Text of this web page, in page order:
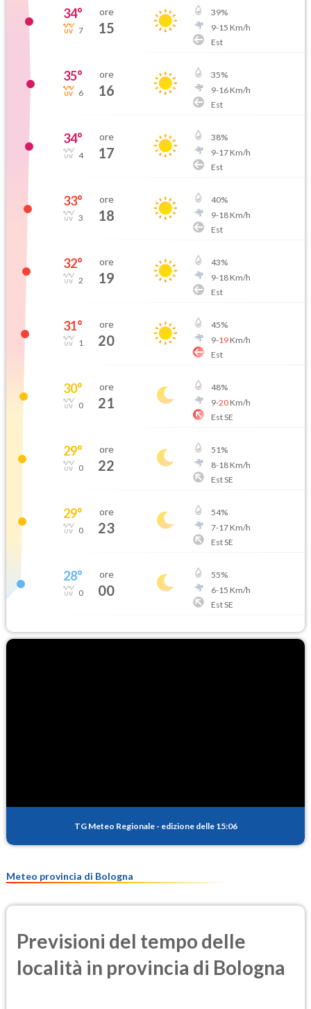
34°
7
ore
15
39%
9-15 Km/h
Est
35°
6
ore
16
35%
9-16Km/h
Est
34°
4
ore
17
38%
9-17Km/h
Est
33°
3
ore
18
40%
9-18Km/h
Est
32°
2
ore
19
43%
9-18Km/h
Est
31°
1
ore
20
45%
9-19Km/h
Est
30°
0
ore
21
48%
9-20Km/h
Est SE
29°
0
ore
22
51%
8-18Km/h
Est SE
29°
0
ore
23
54%
7-17Km/h
Est SE
28°
0
ore
00
55%
6-15 Km/h
Est SE
TG Meteo Regionale - edizione delle 15:06
Meteo provincia di Bologna
Previsioni del tempo delle
località in provincia di Bologna